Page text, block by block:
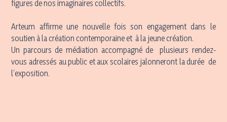
figures de nos imaginaires collectifs.
Arteum affirme une nouvelle fois son engagement dans le
soutien à la création contemporaine et à la jeune création.
Un parcours de médiation accompagné de plusieurs rendez-
vous adressés au public et aux scolaires jalonneront la durée de
l’exposition.